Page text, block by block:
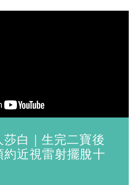
白｜生完二寶後
約近視雷射擺脫十